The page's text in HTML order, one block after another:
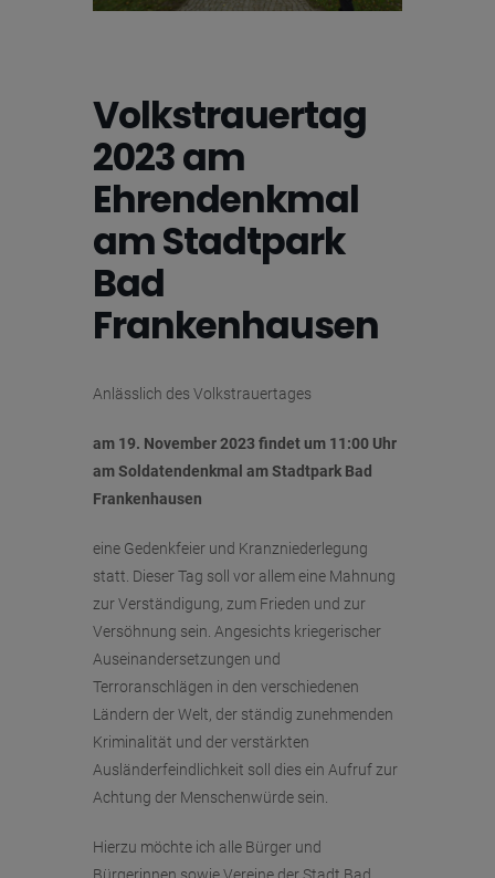
Volkstrauertag
2023 am
Ehrendenkmal
am Stadtpark
Bad
Frankenhausen
Anlässlich des Volkstrauertages
am 19. November 2023 findet um 11:00 Uhr
amSoldatendenkmal am Stadtpark Bad
Frankenhausen
eine Gedenkfeier und Kranzniederlegung
statt. Dieser Tag soll vor allem eine Mahnung
zur Verständigung, zum Frieden und zur
Versöhnung sein. Angesichts kriegerischer
Auseinandersetzungen und
Terroranschlägen in den verschiedenen
Ländern der Welt, der ständig zunehmenden
Kriminalität und der verstärkten
Ausländerfeindlichkeit soll dies ein Aufruf zur
Achtung der Menschenwürde sein.
Hierzu möchte ich alle Bürger und